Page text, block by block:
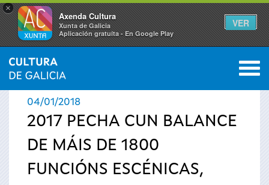
×
Axenda Cultura
Xunta de Galicia
Aplicación gratuíta - En Google Play
VER
Vostede
está
aquí
INICIO › ACTUALIDADE 0
04/01/2018
2017 PECHA CUN BALANCE
DE MÁIS DE 1800
FUNCIÓNS ESCÉNICAS,